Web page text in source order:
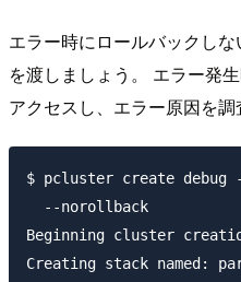
エラー時にロールバックし
を渡しましょう。 エラー発
アクセスし、エラー原因を調
$ pcluster create
  --norollback
Beginning cluster
Creating stack named: